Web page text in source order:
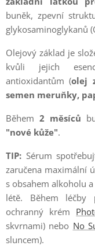
buněk, zpevní
glykosaminoglykanů
Olejový základ je
kvůli jejich
antioxidantům (olej
semen meruňky,
Během 2 měsíců
"nové kůže".
TIP: Sérum
zaručena maximální
s obsahem alkoholu
létě. Během léčby
ochranný krém
skvrnami) nebo No
sluncem).